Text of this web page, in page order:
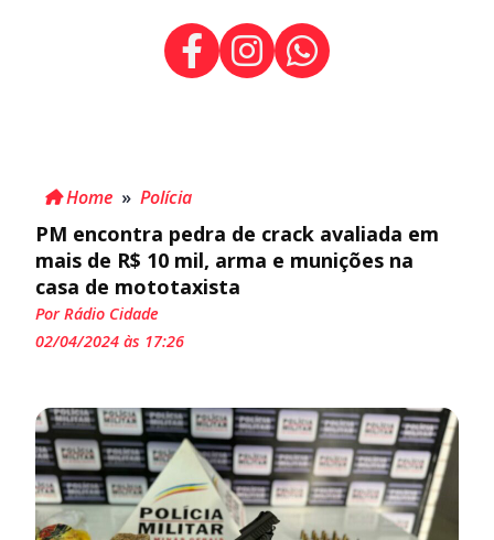
Home » Polícia
PM encontra pedra de crack avaliada em
mais de R$ 10 mil, arma e munições na
casa de mototaxista
Por Rádio Cidade
02/04/2024 às 17:26